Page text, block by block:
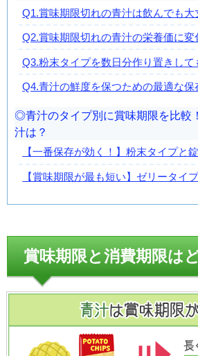
Q1.賞味期限切れの青汁は飲んでも大
Q2.賞味期限切れの青汁の栄養価に変
Q3.粉末タイプを数日分作り置きして
Q4.青汁の鮮度を保つための最適な保
青汁のタイプ別に賞味期限を比較
汁は？
【一番保存が効く！】粉末タイプと
【賞味期限が最も短い】ゼリータイ
賞味期限と消費期限は